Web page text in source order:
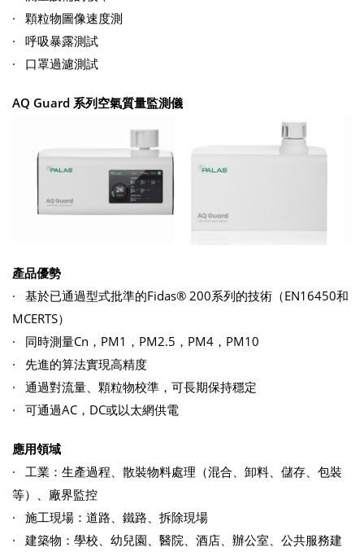
· 顆粒物圖像速度測
· 呼吸暴露測試
· 口罩過濾測試
AQ Guard 系列空氣質量監測儀
產品優勢
· 基於已通過型式批準的Fidas® 200系列的技術（EN16450和
MCERTS）
· 同時測量Cn，PM1，PM2.5，PM4，PM10
· 先進的算法實現高精度
· 通過對流量、顆粒物校準，可長期保持穩定
· 可通過AC，DC或以太網供電
應用領域
· 工業：生產過程、散裝物料處理（混合、卸料、儲存、包裝
等）、廠界監控
· 施工現場：道路、鐵路、拆除現場
· 建築物：學校、幼兒園、醫院、酒店、辦公室、公共服務建